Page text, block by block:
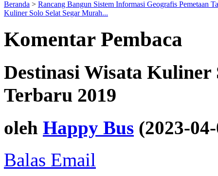
Beranda > Rancang Bangun Sistem Informasi Geografis Pemetaan
Kuliner Solo Selat Segar Murah...
Komentar Pembaca
Destinasi Wisata Kuliner
Terbaru 2019
oleh Happy Bus (2023-
Balas Email